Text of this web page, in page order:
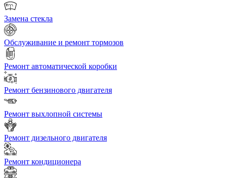
Замена стекла
Обслуживание и ремонт тормозов
Ремонт автоматической коробки
Ремонт бензинового двигателя
Ремонт выхлопной системы
Ремонт дизельного двигателя
Ремонт кондиционера